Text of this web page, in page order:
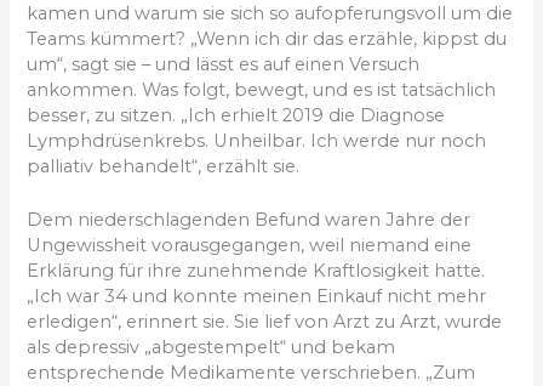
kamen und warum sie sich so aufopferungsvoll um die
Teams kümmert? „Wenn ich dir das erzähle, kippst du
um“, sagt sie – und lässt es auf einen Versuch
ankommen. Was folgt, bewegt, und es ist tatsächlich
besser, zu sitzen. „Ich erhielt 2019 die Diagnose
Lymphdrüsenkrebs. Unheilbar. Ich werde nur noch
palliativ behandelt“, erzählt sie.
Dem niederschlagenden Befund waren Jahre der
Ungewissheit vorausgegangen, weil niemand eine
Erklärung für ihre zunehmende Kraftlosigkeit hatte.
„Ich war 34 und konnte meinen Einkauf nicht mehr
erledigen“, erinnert sie. Sie lief von Arzt zu Arzt, wurde
als depressiv „abgestempelt“ und bekam
entsprechende Medikamente verschrieben. „Zum